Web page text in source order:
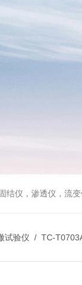
结仪，渗透仪，流
试验仪 / TC-